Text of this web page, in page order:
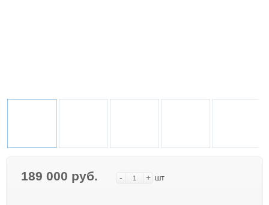
189 000 руб. - + шт